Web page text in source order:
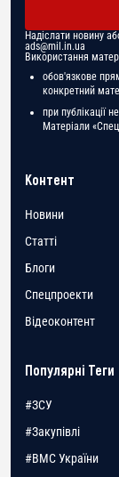
Надіслати новину
ads@mil.in.ua
Використання
обов'язкове
конкретний
при публікації
Матеріали
Контент
Новини
Статті
Блоги
Спецпроекти
Відеоконтент
Популярні Теги
#ЗСУ
#Закупівлі
#ВМС України